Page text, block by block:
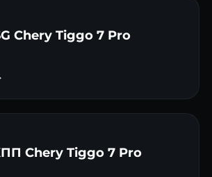
Chery Tiggo 7 Pro
Chery Tiggo 7 Pro